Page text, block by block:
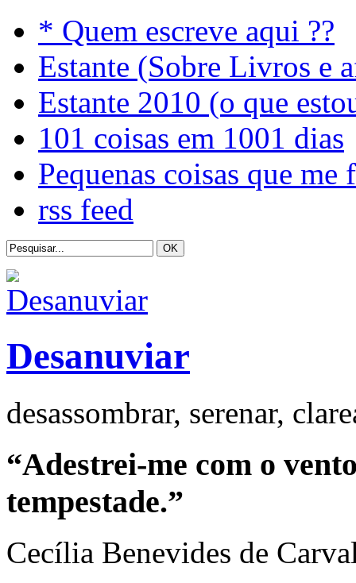
* Quem escreve aqui ??
Estante (Sobre Livros e
Estante 2010 (o que
101 coisas em 1001 dias
Pequenas coisas que me
rss feed
Desanuviar
desassombrar, serenar,
“Adestrei-me com o
tempestade.”
Cecília Benevides de